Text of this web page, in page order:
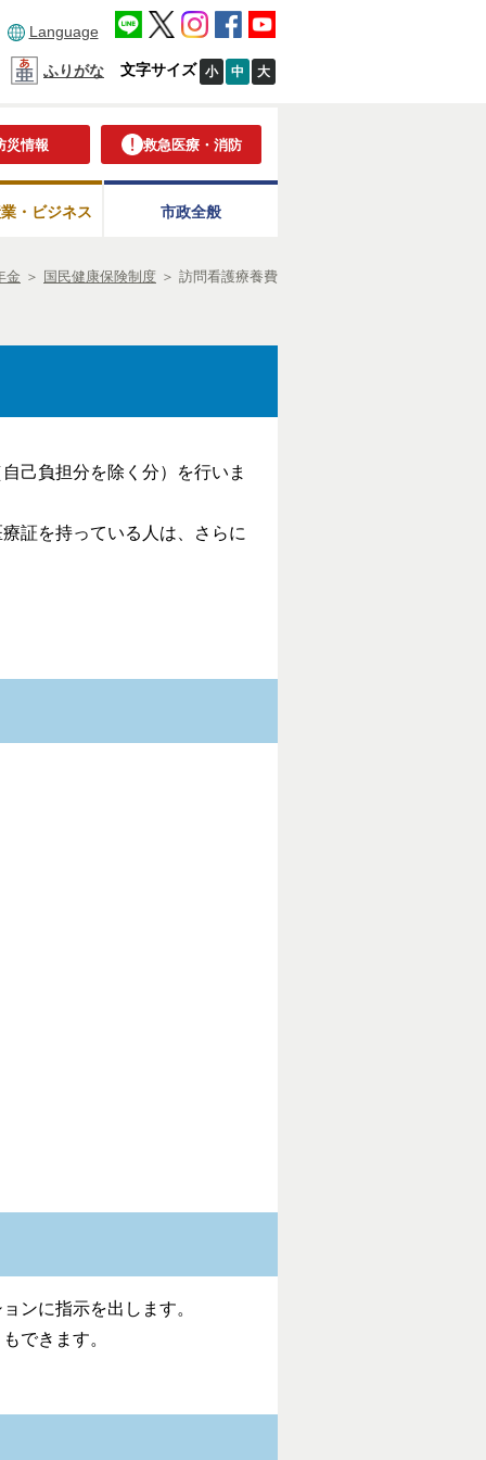
Language
ふりがな 文字サイズ 小 中 大
災情報 救急医療・消防
・ビジネス 市政全般
金 ＞ 国民健康保険制度 ＞ 訪問看護療養費
己負担分を除く分）を行いま
証を持っている人は、さらに
ンに指示を出します。
できます。